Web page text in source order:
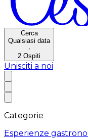
Cerca
Qualsiasi data
·
2 Ospiti
Unisciti a noi
Categorie
Esperienze